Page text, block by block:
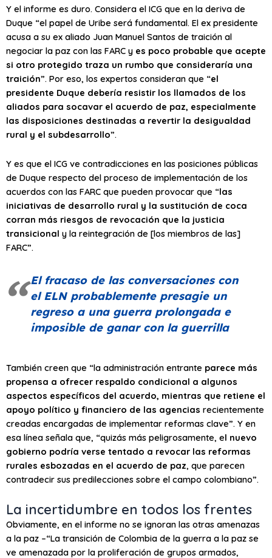
Y el informe es duro. Considera el ICG que en la deriva de
Duque “el papel de Uribe será fundamental. El ex presidente
acusa a su ex aliado Juan Manuel Santos de traición al
negociar la paz con las FARC y es poco probable que acepte
si otro protegido traza un rumbo que consideraría una
traición”. Por eso, los expertos consideran que “el
presidente Duque debería resistir los llamados de los
aliados para socavar el acuerdo de paz, especialmente
las disposiciones destinadas a revertir la desigualdad
rural y el subdesarrollo”.
Y es que el ICG ve contradicciones en las posiciones públicas
de Duque respecto del proceso de implementación de los
acuerdos con las FARC que pueden provocar que “las
iniciativas de desarrollo rural y la sustitución de coca
corran más riesgos de revocación que la justicia
transicional y la reintegración de [los miembros de las]
FARC”.
El fracaso de las conversaciones con
el ELN probablemente presagie un
regreso a una guerra prolongada e
imposible de ganar con la guerrilla
También creen que “la administración entrante parece más
propensa a ofrecer respaldo condicional a algunos
aspectos específicos del acuerdo, mientras que retiene el
apoyo político y financiero de las agencias recientemente
creadas encargadas de implementar reformas clave”. Y en
esa línea señala que, “quizás más peligrosamente, el nuevo
gobierno podría verse tentado a revocar las reformas
rurales esbozadas en el acuerdo de paz, que parecen
contradecir sus predilecciones sobre el campo colombiano”.
La incertidumbre en todos los frentes
Obviamente, en el informe no se ignoran las otras amenazas
a la paz –“La transición de Colombia de la guerra a la paz se
ve amenazada por la proliferación de grupos armados,